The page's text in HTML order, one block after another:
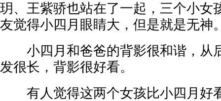
玥、王紫骄也站在了一起，三个小女
友觉得小四月眼睛大，但是就是无神
小四月和爸爸的背影很和谐，从
发很长，背影很好看。
有人觉得这两个女孩比小四月好